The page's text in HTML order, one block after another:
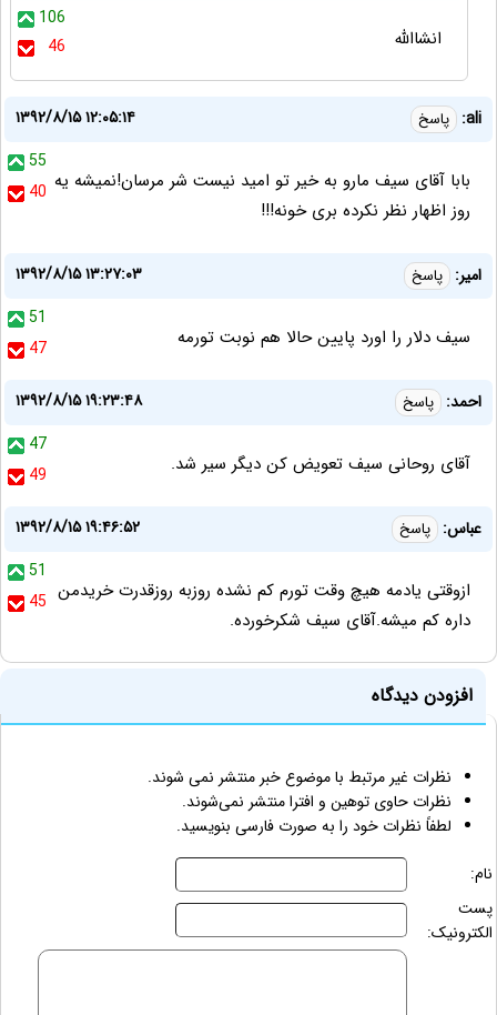
106
46
انشاالله
ali: پاسخ
۱۳۹۲/۸/۱۵ ۱۲:۰۵:۱۴
55
40 بابا آقای سیف مارو به خیر تو امید نیست شر مرسان!نمیشه یه
روز اظهار نظر نکرده بری خونه!!!
امیر: پاسخ
۱۳۹۲/۸/۱۵ ۱۳:۲۷:۰۳
51
47
سیف دلار را اورد پایین حالا هم نوبت تورمه
احمد: پاسخ
۱۳۹۲/۸/۱۵ ۱۹:۲۳:۴۸
47
49
آقای روحانی سیف تعویض کن دیگر سیر شد.
عباس: پاسخ
۱۳۹۲/۸/۱۵ ۱۹:۴۶:۵۲
51
45 ازوقتی یادمه هیچ وقت تورم کم نشده روزبه روزقدرت خریدمن
داره کم میشه.آقای سیف شکرخورده.
افزودن دیدگاه
نظرات غیر مرتبط با موضوع خبر منتشر نمی شوند.
نظرات حاوی توهین و افترا منتشر نمی‌شوند.
لطفاً نظرات خود را به صورت فارسی بنویسید.
نام:
پست
الکترونیک: